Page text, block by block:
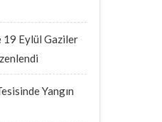
Eylül Gaziler
Yangın